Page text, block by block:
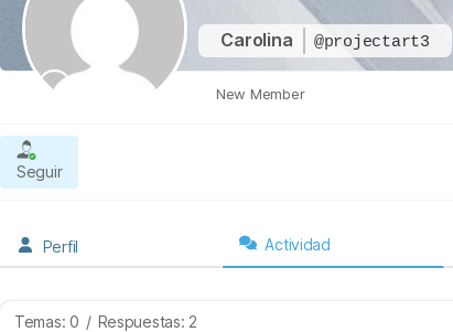
Carolina @projectart3
New Member
Seguir
Perfil Actividad
Temas: 0 / Respuestas: 2